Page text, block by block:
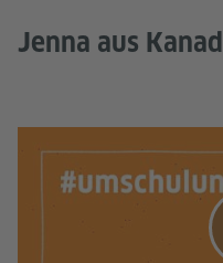
Jenna aus